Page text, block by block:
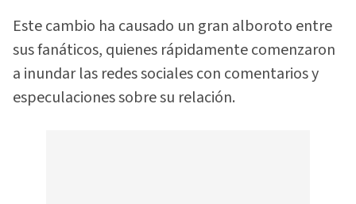
Este cambio ha causado un gran alboroto entre
sus fanáticos, quienes rápidamente comenzaron
a inundar las redes sociales con comentarios y
especulaciones sobre su relación.